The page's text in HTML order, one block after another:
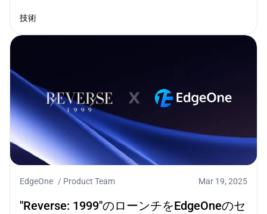
技術
EdgeOne / Product Team Mar 19, 2025
"Reverse: 1999"のローンチをEdgeOneのセ